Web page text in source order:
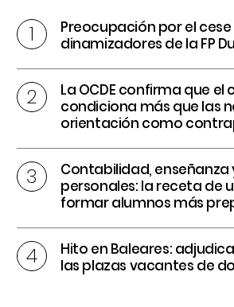
Preocupación por el cese
dinamizadores de la FP
La OCDE confirma que
condiciona más que las
orientación como
Contabilidad, enseñanza
personales: la receta de
formar alumnos más
Hito en Baleares:
las plazas vacantes de